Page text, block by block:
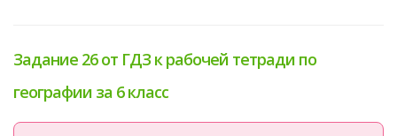
Задание 26 от ГДЗ к рабочей тетради по
географии за 6 класс